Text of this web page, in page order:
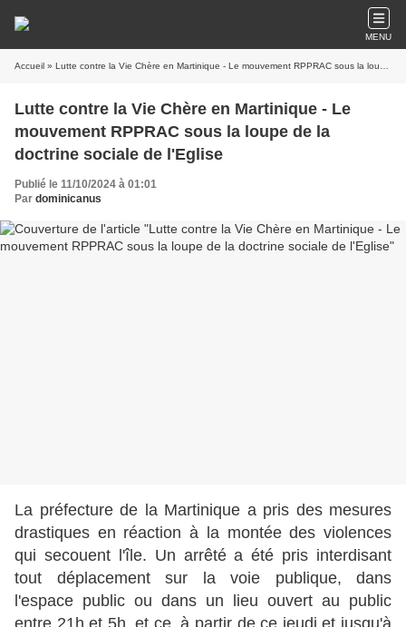
MENU
Accueil » Lutte contre la Vie Chère en Martinique - Le mouvement RPPRAC sous la loupe de la doctrine sociale de l'Eglise
Lutte contre la Vie Chère en Martinique - Le
mouvement RPPRAC sous la loupe de la
doctrine sociale de l'Eglise
Publié le 11/10/2024 à 01:01
Par dominicanus
La préfecture de la Martinique a pris des mesures
drastiques en réaction à la montée des violences
qui secouent l'île. Un arrêté a été pris interdisant
tout déplacement sur la voie publique, dans
l'espace public ou dans un lieu ouvert au public